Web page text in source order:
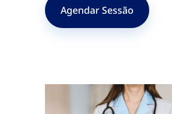
Agendar Sessão